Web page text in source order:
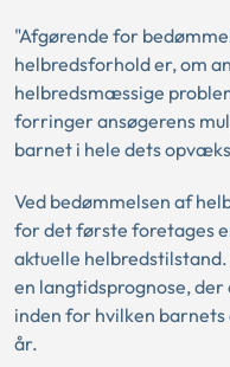
"Afgørende for
helbredsforhold er, om
helbredsmæssige
forringer ansøgerens
barnet i hele dets
Ved bedømmelsen af
for det første foretages
aktuelle
en langtidsprognose,
inden for hvilken
år.